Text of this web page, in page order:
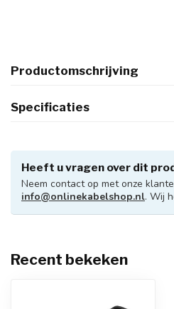
Productomschrijving
Specificaties
Heeft u vragen over dit
Neem contact op met onze
info@onlinekabelshop.nl. Wij
Recent bekeken